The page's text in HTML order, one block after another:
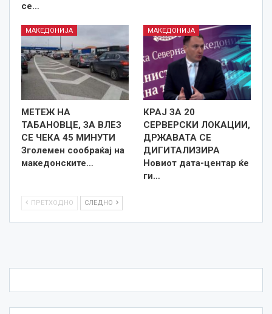
се…
МАКЕДОНИЈА
МЕТЕЖ НА
ТАБАНОВЦЕ, ЗА ВЛЕЗ
СЕ ЧЕКА 45 МИНУТИ
Зголемен сообраќај на
македонските…
МАКЕДОНИЈА
КРАЈ ЗА 20
СЕРВЕРСКИ ЛОКАЦИИ,
ДРЖАВАТА СЕ
ДИГИТАЛИЗИРА
Новиот дата-центар ќе
ги…
ПРЕТХОДНО СЛЕДНО